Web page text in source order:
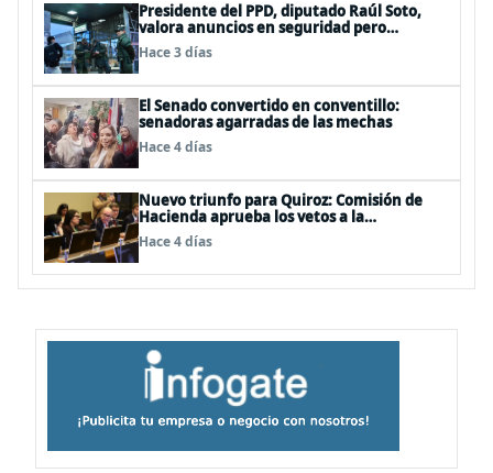
Presidente del PPD, diputado Raúl Soto,
valora anuncios en seguridad pero
advierte ausencia clave: alzamiento del
secreto bancario
Hace 3 días
El Senado convertido en conventillo:
senadoras agarradas de las mechas
Hace 4 días
Nuevo triunfo para Quiroz: Comisión de
Hacienda aprueba los vetos a la
Megarreforma
Hace 4 días